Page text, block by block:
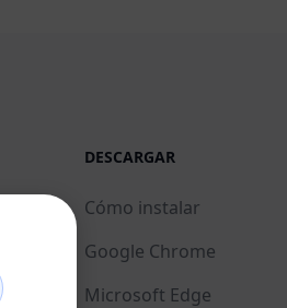
DESCARGAR
Cómo instalar
Google Chrome
Microsoft Edge